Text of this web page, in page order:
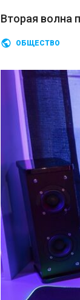
Вторая волна
ОБЩЕСТВО